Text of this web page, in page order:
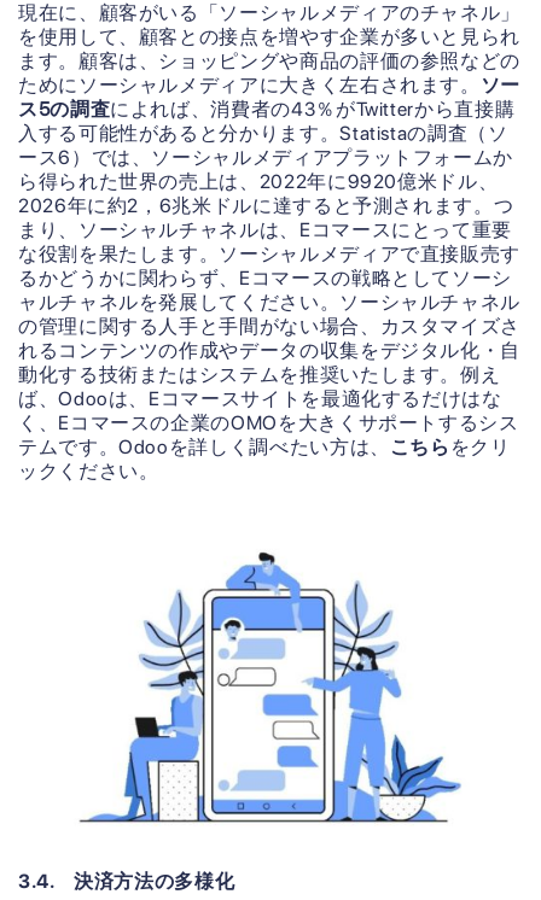
現在に、顧客がいる「ソーシャルメディアのチャネル」
を使用して、顧客との接点を増やす企業が多いと見られ
ます。顧客は、ショッピングや商品の評価の参照などの
ためにソーシャルメディアに大きく左右されます。
ソー
ス5の調査によれば、消費者の43％がTwitterから直接購
入する可能性があると分かります。Statistaの調査（ソ
ース6）では、ソーシャルメディアプラットフォームか
ら得られた世界の売上は、2022年に9920億米ドル、
2026年に約2，6兆米ドルに達すると予測されます。つ
まり、ソーシャルチャネルは、Eコマースにとって重要
な役割を果たします。ソーシャルメディアで直接販売す
るかどうかに関わらず、Eコマースの戦略としてソーシ
ャルチャネルを発展してください。ソーシャルチャネル
の管理に関する人手と手間がない場合、カスタマイズさ
れるコンテンツの作成やデータの収集をデジタル化・自
動化する技術またはシステムを推奨いたします。例え
ば、Odooは、Eコマースサイトを最適化するだけはな
く、Eコマースの企業のOMOを大きくサポートするシス
テムです。Odooを詳しく調べたい方は、
こちら をクリ
ックください。
3.4. 決済方法の多様化